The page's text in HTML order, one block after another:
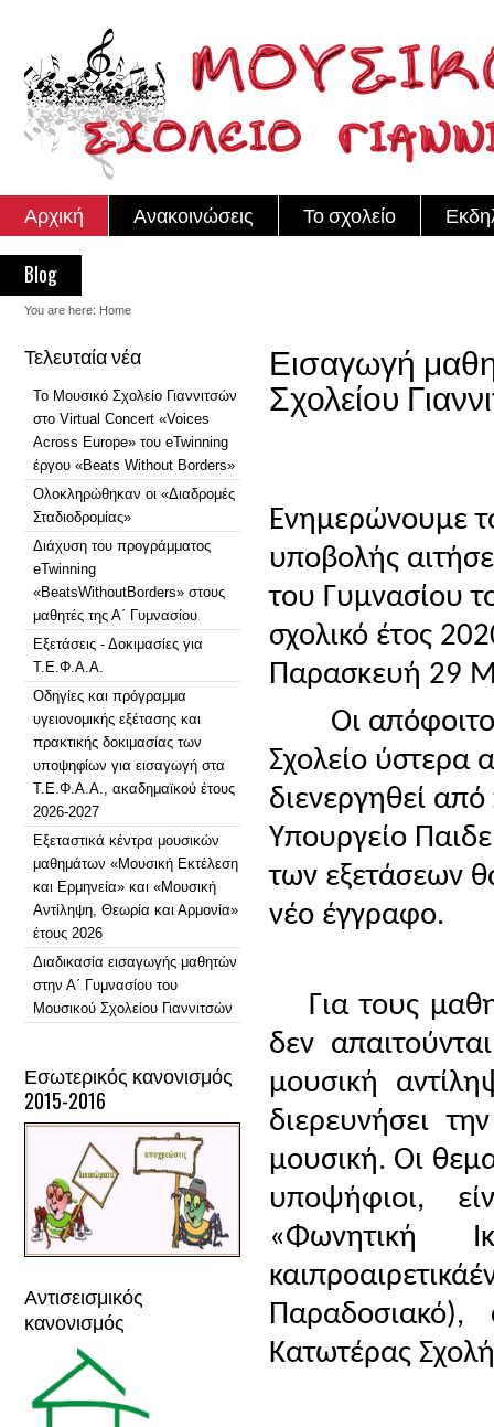
Αρχική Ανακοινώσεις Το σχολείο
Blog
You are here: Home
Τελευταία νέα
Το Μουσικό Σχολείο Γιαννιτσών
στο Virtual Concert «Voices
Across Europe» του eTwinning
έργου «Beats Without Borders»
Ολοκληρώθηκαν οι «Διαδρομές
Σταδιοδρομίας»
Διάχυση του προγράμματος
eTwinning
«BeatsWithoutBorders» στους
μαθητές της Α΄ Γυμνασίου
Εξετάσεις - Δοκιμασίες για
Τ.Ε.Φ.Α.Α.
Οδηγίες και πρόγραμμα
υγειονομικής εξέτασης και
πρακτικής δοκιμασίας των
υποψηφίων για εισαγωγή στα
Τ.Ε.Φ.Α.Α., ακαδημαϊκού έτους
2026-2027
Εξεταστικά κέντρα μουσικών
μαθημάτων «Μουσική Εκτέλεση
και Ερμηνεία» και «Μουσική
Αντίληψη, Θεωρία και Αρμονία»
έτους 2026
Διαδικασία εισαγωγής μαθητών
στην Α΄ Γυμνασίου του
Μουσικού Σχολείου Γιαννιτσών
Εσωτερικός κανονισμός
2015-2016
Αντισεισμικός
κανονισμός
Εισαγωγή
Σχολείου
Ενημερώνουμε
υποβολής
του Γυμνασίου
σχολικό έτος
Παρασκευή 29
Οι
Σχολείο ύστερα
διενεργηθεί
Υπουργείο
των εξετάσεων
νέο έγγραφο.
Για τους
δεν
μουσική
διερευνήσει
μουσική. Οι
υποψήφιοι,
«Φωνητική
καιπροαιρετικά
Παραδοσιακό),
Κατωτέρας